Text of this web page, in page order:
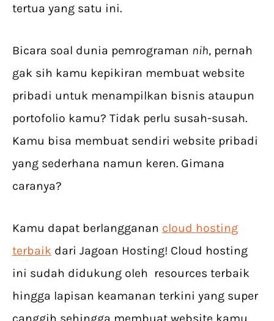
tertua yang satu ini.
Bicara soal dunia pemrograman nih, pernah
gak sih kamu kepikiran membuat website
pribadi untuk menampilkan bisnis ataupun
portofolio kamu? Tidak perlu susah-susah.
Kamu bisa membuat sendiri website pribadi
yang sederhana namun keren. Gimana
caranya?
Kamu dapat berlangganan cloud hosting
terbaik dari Jagoan Hosting! Cloud hosting
ini sudah didukung oleh resources terbaik
hingga lapisan keamanan terkini yang super
canggih sehingga membuat website kamu